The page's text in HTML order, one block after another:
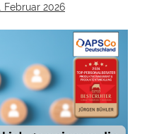
Februar 2026